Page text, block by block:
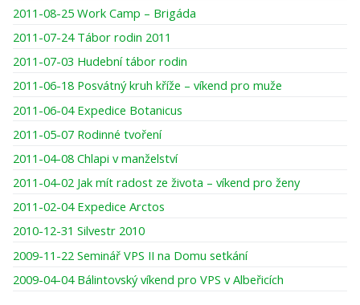
2011-08-25 Work Camp – Brigáda
2011-07-24 Tábor rodin 2011
2011-07-03 Hudební tábor rodin
2011-06-18 Posvátný kruh kříže – víkend pro muže
2011-06-04 Expedice Botanicus
2011-05-07 Rodinné tvoření
2011-04-08 Chlapi v manželství
2011-04-02 Jak mít radost ze života – víkend pro ženy
2011-02-04 Expedice Arctos
2010-12-31 Silvestr 2010
2009-11-22 Seminář VPS II na Domu setkání
2009-04-04 Bálintovský víkend pro VPS v Albeřicích